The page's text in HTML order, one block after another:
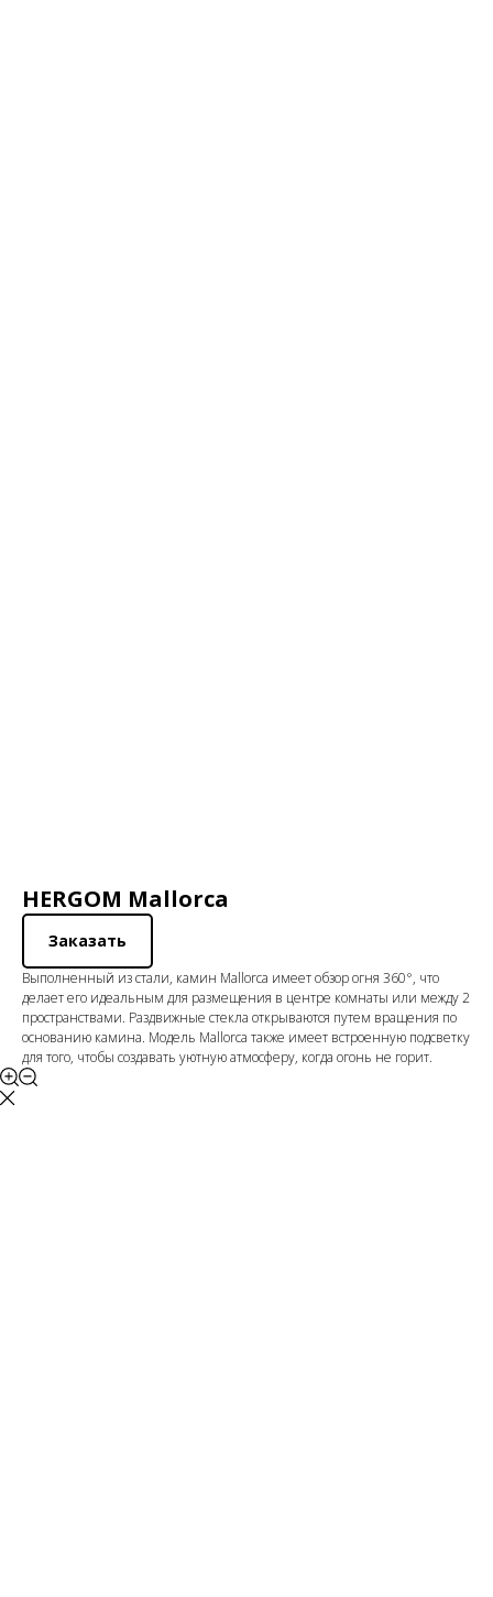
HERGOM Mallorca
Заказать
Выполненный из стали, камин Mallorca имеет обзор огня 360°, что
делает его идеальным для размещения в центре комнаты или между 2
пространствами. Раздвижные стекла открываются путем вращения по
основанию камина. Модель Mallorca также имеет встроенную подсветку
для того, чтобы создавать уютную атмосферу, когда огонь не горит.